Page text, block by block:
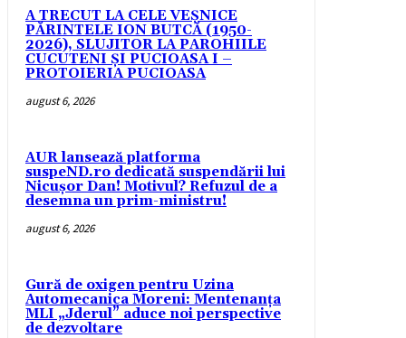
A TRECUT LA CELE VEȘNICE
PĂRINTELE ION BUTCĂ (1950-
2026), SLUJITOR LA PAROHIILE
CUCUTENI ȘI PUCIOASA I –
PROTOIERIA PUCIOASA
august 6, 2026
AUR lansează platforma
suspeND.ro dedicată suspendării lui
Nicușor Dan! Motivul? Refuzul de a
desemna un prim-ministru!
august 6, 2026
Gură de oxigen pentru Uzina
Automecanica Moreni: Mentenanța
MLI „Jderul” aduce noi perspective
de dezvoltare